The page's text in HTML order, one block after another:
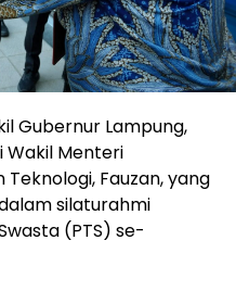
Gubernur Lampung,
Wakil Menteri
Teknologi, Fauzan, yang
silaturahmi
(PTS) se-